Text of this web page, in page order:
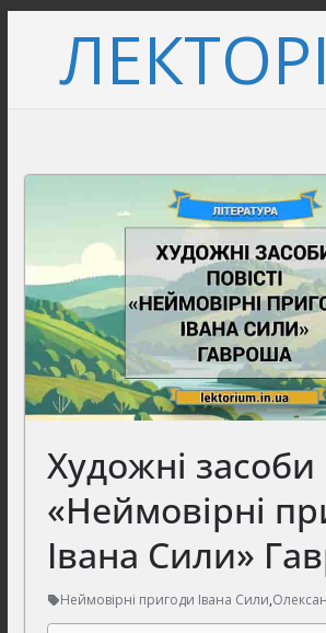
вмісту
Художні засоби
«Неймовірні
Івана Сили»
Неймовірні пригоди Івана Сили,